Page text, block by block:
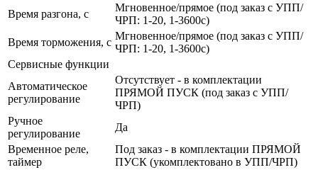
Время разгона, с
Мгновенное/прямое (под заказ с УПП/
ЧРП: 1-20, 1-3600с)
Время торможения, с
Мгновенное/прямое (под заказ с УПП/
ЧРП: 1-20, 1-3600с)
Сервисные функции
Автоматическое
регулирование
Отсутствует - в комплектации
ПРЯМОЙ ПУСК (под заказ с УПП/
ЧРП)
Ручное
регулирование
Да
Временное реле,
таймер
Под заказ - в комплектации ПРЯМОЙ
ПУСК (укомплектовано в УПП/ЧРП)